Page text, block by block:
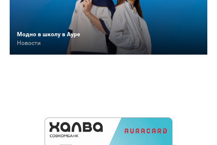
Модно в школу в Ауре
Новости